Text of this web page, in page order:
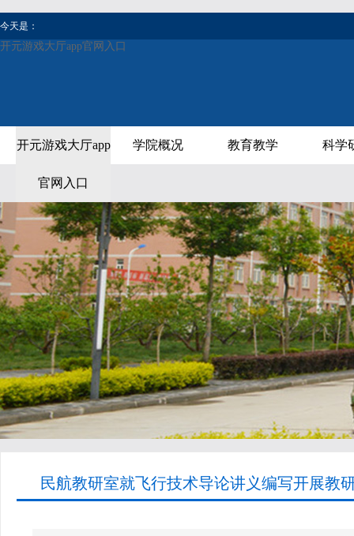
今天是：
开元游戏大厅app官网入口
开元游戏大厅app
官网入口
学院概况 教育教学 科学
民航教研室就飞行技术导论讲义编写开展教